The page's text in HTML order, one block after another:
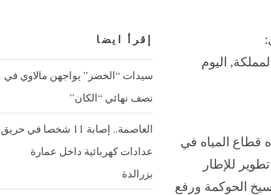
إقرأ ايضا
سيدات “الخضر” يواجهن مالاوي في
نصف نهائي “الكان”
العاصمة.. إصابة 11 شخصا في حريق
عدادات كهربائية داخل عمارة
بزرالدة
اليوم
قطاع المياه في
للإطار
الحوكمة ورفع